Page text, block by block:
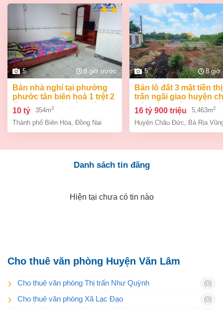
5 8 giờ trước
bán nhà nghỉ tại phường
phước tân biên hoà 1 trệt 2
lầu 354m2 giá chỉ 10 tỷ
10 tỷ 354m2
Thành phố Biên Hòa Đồng Nai
5 8 giờ
bán lô đất 3 mặt tiền thị
trấn ngãi giao huyện
đức bà rịa vũng tàu giá
tỷ 9
16 tỷ 900 triệu 5,463m2
Huyện Châu Đức Bà Rịa
Danh sách tin đăng
Hiện tại chưa có tin nào
Cho thuê văn phòng Huyện Văn Lâm
Cho thuê văn phòng Thị trấn Như Quỳnh (0)
Cho thuê văn phòng Xã Lạc Đạo (0)